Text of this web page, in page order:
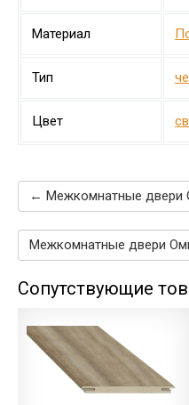
Материал
Тип
Цвет
Сопутствующие